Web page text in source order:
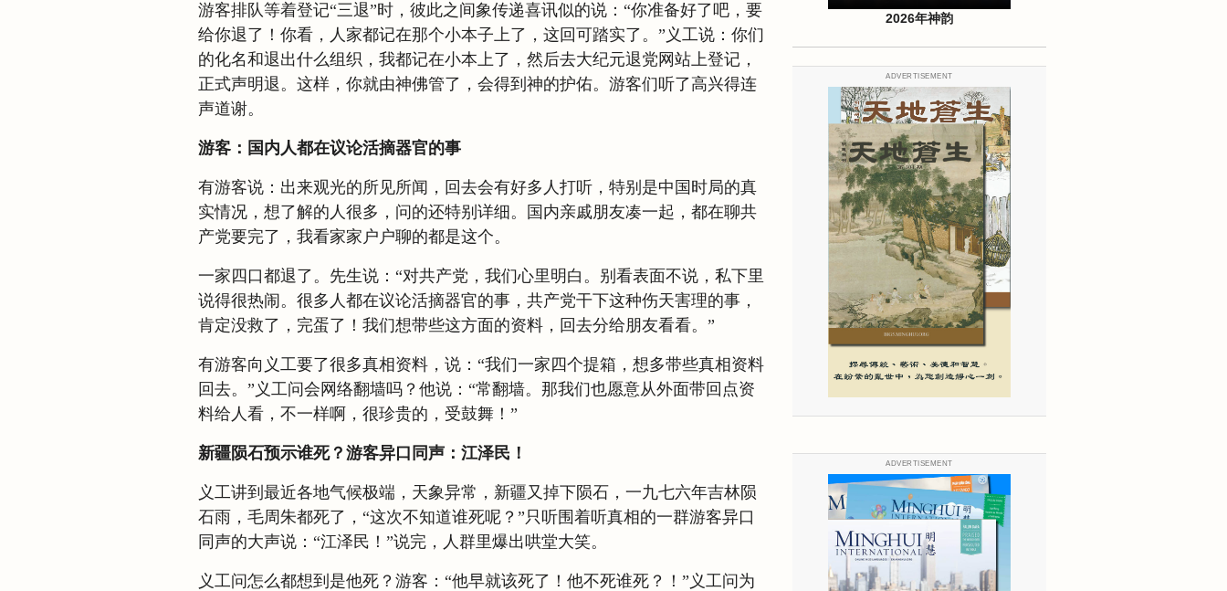
游客排队等着登记“三退”时，彼此之间象传递喜讯似的说：“你准备好了吧，要
给你退了！你看，人家都记在那个小本子上了，这回可踏实了。”义工说：你们
的化名和退出什么组织，我都记在小本上了，然后去大纪元退党网站上登记，
正式声明退。这样，你就由神佛管了，会得到神的护佑。游客们听了高兴得连
声道谢。
游客：国内人都在议论活摘器官的事
有游客说：出来观光的所见所闻，回去会有好多人打听，特别是中国时局的真
实情况，想了解的人很多，问的还特别详细。国内亲戚朋友凑一起，都在聊共
产党要完了，我看家家户户聊的都是这个。
一家四口都退了。先生说：“对共产党，我们心里明白。别看表面不说，私下里
说得很热闹。很多人都在议论活摘器官的事，共产党干下这种伤天害理的事，
肯定没救了，完蛋了！我们想带些这方面的资料，回去分给朋友看看。”
有游客向义工要了很多真相资料，说：“我们一家四个提箱，想多带些真相资料
回去。”义工问会网络翻墙吗？他说：“常翻墙。那我们也愿意从外面带回点资
料给人看，不一样啊，很珍贵的，受鼓舞！”
新疆陨石预示谁死？游客异口同声：江泽民！
义工讲到最近各地气候极端，天象异常，新疆又掉下陨石，一九七六年吉林陨
石雨，毛周朱都死了，“这次不知道谁死呢？”只听围着听真相的一群游客异口
同声的大声说：“江泽民！”说完，人群里爆出哄堂大笑。
义工问怎么都想到是他死？游客：“他早就该死了！他不死谁死？！”义工问为
2026年神韵
ADVERTISEMENT
ADVERTISEMENT